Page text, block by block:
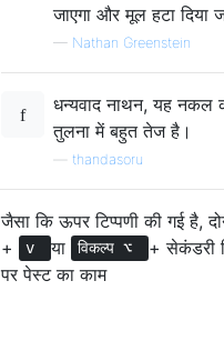
जाएगा और मूल हटा दिया
— Nathan Greenstein
धन्यवाद नाथन, यह नकल
तुलना में बहुत तेज है।
thandasoru
जैसा कि ऊपर टिप्पणी की गई है,
+ v या विकल्प ⌥
+ सेकंडरी
पर पेस्ट का काम